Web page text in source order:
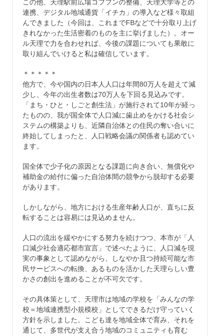
この他、天理駅前広場コフフンの整備、天理大学等との
連携、デジタル地域通貨「イチカ」の導入など様々取組
んできました（今回は、これまでFBなどで十分取り上げ
きれなかった生活密着のものを主に挙げました）。オー
ル天理で力を合わせれば、今後の課題についても果敢に
取り組んでいけると私は確信しています。
＊＊＊＊＊
他方で、今や国内の日本人人口は年間80万人を超えて減
少し、今年の出生者数は70万人を下回る見込みです。
「まち・ひと・しごと創生法」が施行されて10年が経っ
たものの、我が国全体で人口減に歯止めをかける社会シ
ステムの構築よりも、近隣自治体との住民の奪い合いに
終始してしまったと、人口戦略会議の関係者も認めてい
ます。
国全体で少子化の原因となる課題に向き合い、無償化や
補助金の給付に偏った自治体間の競争から脱却する必要
があります。
しかしながら、地方における生産年齢人口が、直ちに反
転することは容易には見込めません。
人口の流出を緩やかにする努力を続けつつ、本市が「人
口減少社会適応都市宣言」で述べたように、人口減を現
実の事象として認めながら、しなやか且つ持続可能な市
民サービスへの転換、あるものを活かした天理らしい豊
かさの創出を進めることが不可欠です。
その具体策として、天理市は地域の学校を「みんなの学
校＝地域連携型小規模校」としてできるだけ守っていく
方針を示しました。こども達を地域全体で育み、それを
通じて、多世代が支え合う地域のコミュニティも育む